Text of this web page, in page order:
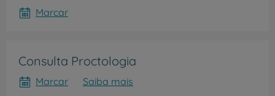
Marcar
Consulta Proctologia
Marcar Saiba mais